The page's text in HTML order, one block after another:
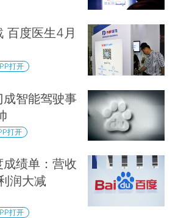
百度医生4月
打开
智能驾驶事
打开
绩单：营收
润大减
打开